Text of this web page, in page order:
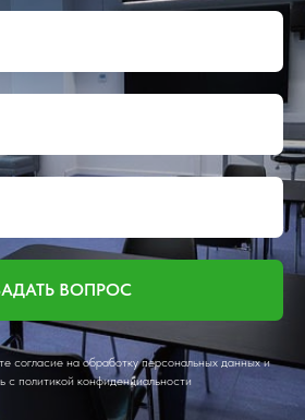
ВОПРОС
согласие на обработку персональных данных и
c политикой конфиденциальности